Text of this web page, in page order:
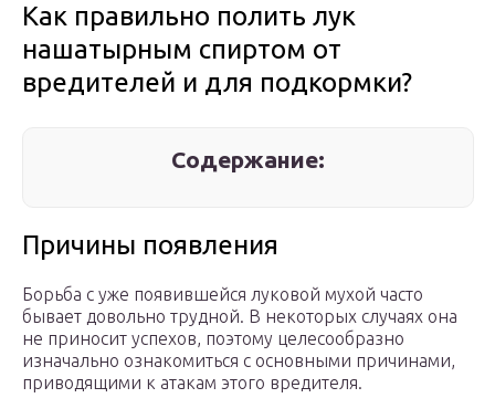
Как правильно полить лук
нашатырным спиртом от
вредителей и для подкормки?
Содержание:
Причины появления
Борьба с уже появившейся луковой мухой часто
бывает довольно трудной. В некоторых случаях она
не приносит успехов, поэтому целесообразно
изначально ознакомиться с основными причинами,
приводящими к атакам этого вредителя.